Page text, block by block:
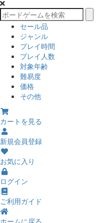
セール品
ジャンル
プレイ時間
プレイ人数
対象年齢
難易度
価格
その他
カートを見る
新規会員登録
お気に入り
ログイン
ご利用ガイド
ホームに戻る